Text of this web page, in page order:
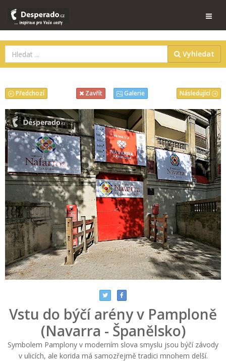
Vyhledat
Následující
Předchozí Zavřít Galerie
Vstu do býčí arény v Pamploně
(Navarra - Španělsko)
Symbolem Pamplony v moderním slova smyslu jsou býčí závody
v ulicích, ale korida má samozřejmě tradici mnohem delší.